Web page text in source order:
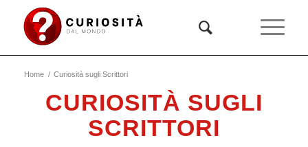
Home / Curiosità sugli Scrittori
CURIOSITÀ SUGLI
SCRITTORI